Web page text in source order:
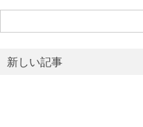
索:
新しい記事